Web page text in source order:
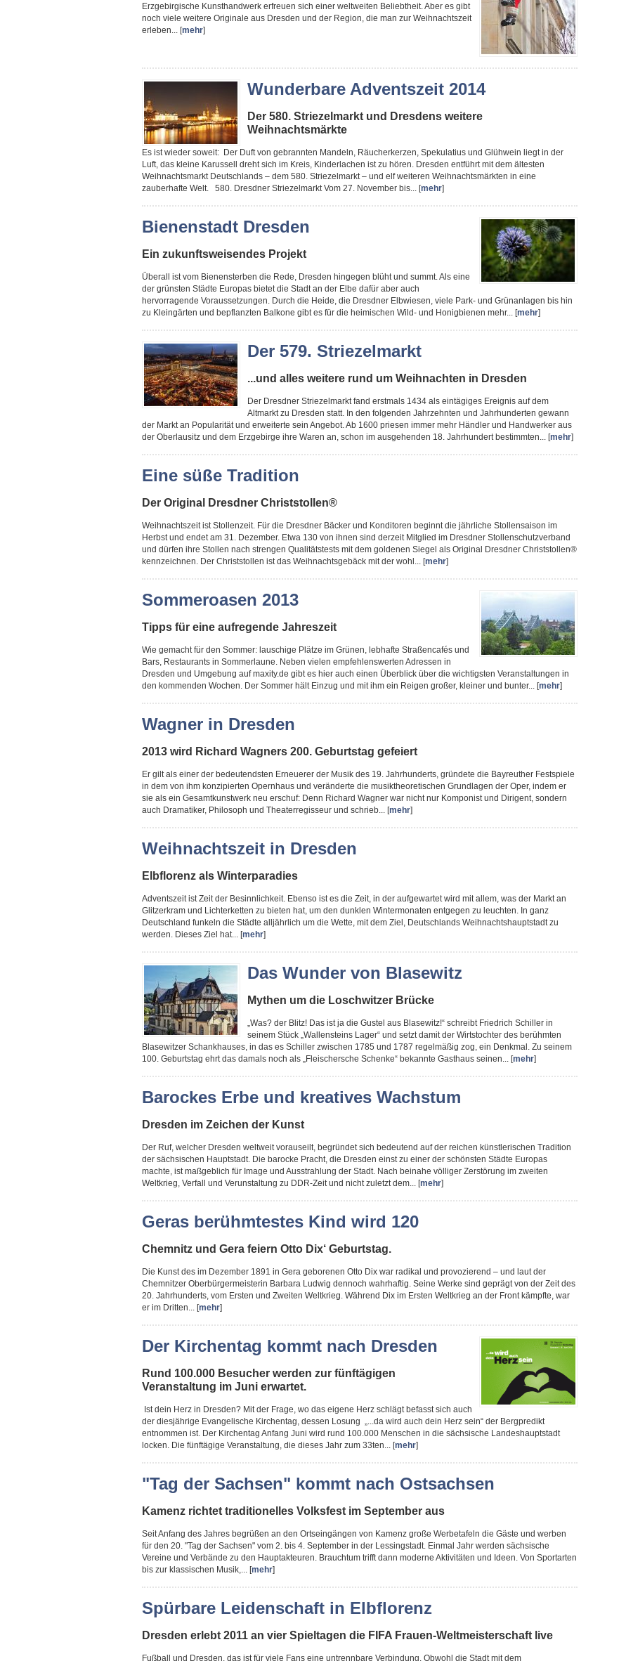
Erzgebirgische Kunsthandwerk erfreuen sich einer weltweiten Beliebtheit. Aber es gibt
noch viele weitere Originale aus Dresden und der Region, die man zur Weihnachtszeit
erleben... [mehr]
Wunderbare Adventszeit 2014
Der 580. Striezelmarkt und Dresdens weitere
Weihnachtsmärkte
Es ist wieder soweit: Der Duft von gebrannten Mandeln, Räucherkerzen, Spekulatius und Glühwein liegt in der
Luft, das kleine Karussell dreht sich im Kreis, Kinderlachen ist zu hören. Dresden entführt mit dem ältesten
Weihnachtsmarkt Deutschlands – dem 580. Striezelmarkt – und elf weiteren Weihnachtsmärkten in eine
zauberhafte Welt. 580. Dresdner Striezelmarkt Vom 27. November bis... [mehr]
Bienenstadt Dresden
Ein zukunftsweisendes Projekt
Überall ist vom Bienensterben die Rede, Dresden hingegen blüht und summt. Als eine
der grünsten Städte Europas bietet die Stadt an der Elbe dafür aber auch
hervorragende Voraussetzungen. Durch die Heide, die Dresdner Elbwiesen, viele Park- und Grünanlagen bis hin
zu Kleingärten und bepflanzten Balkone gibt es für die heimischen Wild- und Honigbienen mehr... [mehr]
Der 579. Striezelmarkt
...und alles weitere rund um Weihnachten in Dresden
Der Dresdner Striezelmarkt fand erstmals 1434 als eintägiges Ereignis auf dem
Altmarkt zu Dresden statt. In den folgenden Jahrzehnten und Jahrhunderten gewann
der Markt an Popularität und erweiterte sein Angebot. Ab 1600 priesen immer mehr Händler und Handwerker aus
der Oberlausitz und dem Erzgebirge ihre Waren an, schon im ausgehenden 18. Jahrhundert bestimmten... [mehr]
Eine süße Tradition
Der Original Dresdner Christstollen®
Weihnachtszeit ist Stollenzeit. Für die Dresdner Bäcker und Konditoren beginnt die jährliche Stollensaison im
Herbst und endet am 31. Dezember. Etwa 130 von ihnen sind derzeit Mitglied im Dresdner Stollenschutzverband
und dürfen ihre Stollen nach strengen Qualitätstests mit dem goldenen Siegel als Original Dresdner Christstollen®
kennzeichnen. Der Christstollen ist das Weihnachtsgebäck mit der wohl... [mehr]
Sommeroasen 2013
Tipps für eine aufregende Jahreszeit
Wie gemacht für den Sommer: lauschige Plätze im Grünen, lebhafte Straßencafés und
Bars, Restaurants in Sommerlaune. Neben vielen empfehlenswerten Adressen in
Dresden und Umgebung auf maxity.de gibt es hier auch einen Überblick über die wichtigsten Veranstaltungen in
den kommenden Wochen. Der Sommer hält Einzug und mit ihm ein Reigen großer, kleiner und bunter... [mehr]
Wagner in Dresden
2013 wird Richard Wagners 200. Geburtstag gefeiert
Er gilt als einer der bedeutendsten Erneuerer der Musik des 19. Jahrhunderts, gründete die Bayreuther Festspiele
in dem von ihm konzipierten Opernhaus und veränderte die musiktheoretischen Grundlagen der Oper, indem er
sie als ein Gesamtkunstwerk neu erschuf: Denn Richard Wagner war nicht nur Komponist und Dirigent, sondern
auch Dramatiker, Philosoph und Theaterregisseur und schrieb... [mehr]
Weihnachtszeit in Dresden
Elbflorenz als Winterparadies
Adventszeit ist Zeit der Besinnlichkeit. Ebenso ist es die Zeit, in der aufgewartet wird mit allem, was der Markt an
Glitzerkram und Lichterketten zu bieten hat, um den dunklen Wintermonaten entgegen zu leuchten. In ganz
Deutschland funkeln die Städte alljährlich um die Wette, mit dem Ziel, Deutschlands Weihnachtshauptstadt zu
werden. Dieses Ziel hat... [mehr]
Das Wunder von Blasewitz
Mythen um die Loschwitzer Brücke
„Was? der Blitz! Das ist ja die Gustel aus Blasewitz!“ schreibt Friedrich Schiller in
seinem Stück „Wallensteins Lager“ und setzt damit der Wirtstochter des berühmten
Blasewitzer Schankhauses, in das es Schiller zwischen 1785 und 1787 regelmäßig zog, ein Denkmal. Zu seinem
100. Geburtstag ehrt das damals noch als „Fleischersche Schenke“ bekannte Gasthaus seinen... [mehr]
Barockes Erbe und kreatives Wachstum
Dresden im Zeichen der Kunst
Der Ruf, welcher Dresden weltweit vorauseilt, begründet sich bedeutend auf der reichen künstlerischen Tradition
der sächsischen Hauptstadt. Die barocke Pracht, die Dresden einst zu einer der schönsten Städte Europas
machte, ist maßgeblich für Image und Ausstrahlung der Stadt. Nach beinahe völliger Zerstörung im zweiten
Weltkrieg, Verfall und Verunstaltung zu DDR-Zeit und nicht zuletzt dem... [mehr]
Geras berühmtestes Kind wird 120
Chemnitz und Gera feiern Otto Dix‘ Geburtstag.
Die Kunst des im Dezember 1891 in Gera geborenen Otto Dix war radikal und provozierend – und laut der
Chemnitzer Oberbürgermeisterin Barbara Ludwig dennoch wahrhaftig. Seine Werke sind geprägt von der Zeit des
20. Jahrhunderts, vom Ersten und Zweiten Weltkrieg. Während Dix im Ersten Weltkrieg an der Front kämpfte, war
er im Dritten... [mehr]
Der Kirchentag kommt nach Dresden
Rund 100.000 Besucher werden zur fünftägigen
Veranstaltung im Juni erwartet.
Ist dein Herz in Dresden? Mit der Frage, wo das eigene Herz schlägt befasst sich auch
der diesjährige Evangelische Kirchentag, dessen Losung „...da wird auch dein Herz sein“ der Bergpredikt
entnommen ist. Der Kirchentag Anfang Juni wird rund 100.000 Menschen in die sächsische Landeshauptstadt
locken. Die fünftägige Veranstaltung, die dieses Jahr zum 33ten... [mehr]
"Tag der Sachsen" kommt nach Ostsachsen
Kamenz richtet traditionelles Volksfest im September aus
Seit Anfang des Jahres begrüßen an den Ortseingängen von Kamenz große Werbetafeln die Gäste und werben
für den 20. "Tag der Sachsen" vom 2. bis 4. September in der Lessingstadt. Einmal Jahr werden sächsische
Vereine und Verbände zu den Hauptakteuren. Brauchtum trifft dann moderne Aktivitäten und Ideen. Von Sportarten
bis zur klassischen Musik,... [mehr]
Spürbare Leidenschaft in Elbflorenz
Dresden erlebt 2011 an vier Spieltagen die FIFA Frauen-Weltmeisterschaft live
Fußball und Dresden, das ist für viele Fans eine untrennbare Verbindung. Obwohl die Stadt mit dem